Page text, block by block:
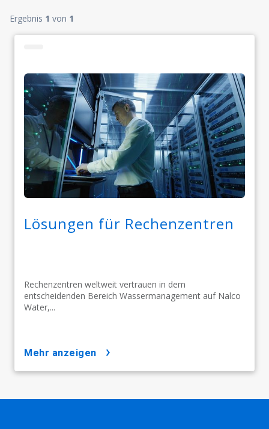
Ergebnis 1 von 1
Lösungen für Rechenzentren
Rechenzentren weltweit vertrauen in dem
entscheidenden Bereich Wassermanagement auf Nalco
Water,...
mehr anzeigen